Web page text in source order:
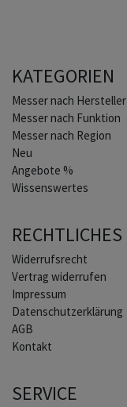
KATEGORIEN
Home
Messer nach Hersteller
Messer nach Funktion
Messer nach Region
Neu
Angebote %
Wissenswertes
RECHTLICHES
Widerrufs­recht
Vertrag widerrufen
Impressum
Daten­schutz­erklärung
AGB
Kontakt
SERVICE